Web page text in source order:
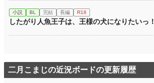
小説 BL 完結 長編 R18
したがり人魚王子は、王様の犬になりたいっ！
二月こまじの近況ボードの更新履歴